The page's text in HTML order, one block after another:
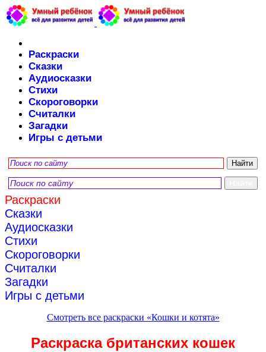
Раскраски
Сказки
Аудиосказки
Стихи
Скороговорки
Считалки
Загадки
Игры с детьми
Раскраски
Сказки
Аудиосказки
Стихи
Скороговорки
Считалки
Загадки
Игры с детьми
Смотреть все раскраски «Кошки и котята»
Раскраска британских кошек